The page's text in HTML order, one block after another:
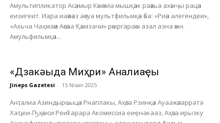
Амультипликатор Асәамыр Кәыәниа мышқәак раәхьа ахәыҷы рацәа
еизигеит. Иара иаәиәаз аәсуа мультфильмқәа әба: «Риәа алегендеи»,
«Ахьча Чаҳмаәи Аәсәаа Қәамзачи» рәыргараәы азал азна әәын.
Амульфильмқәа...
«Дзакәыда Миҳри» Анҭалиаҿы
Jineps Gazetesi - 15 Nisan 2025
Анҭалиа Азиндырҩыцәа Рнаплакы, Аҳәса Рзинқәа Ауаажәларратә
Хаҵеи-Ҧҳәыси Реиҟарара Акомиссиа еиҿнакааз, Аҳәса ирызку